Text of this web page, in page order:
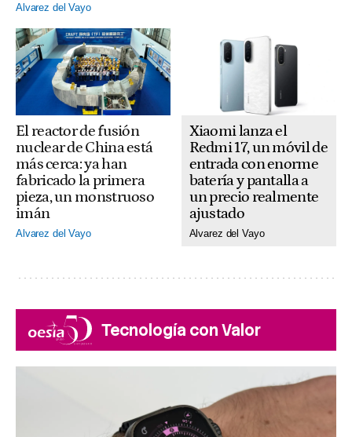
Alvarez del Vayo
El reactor de fusión
nuclear de China está
más cerca: ya han
fabricado la primera
pieza, un monstruoso
imán
Alvarez del Vayo
Xiaomi lanza el
Redmi 17, un móvil de
entrada con enorme
batería y pantalla a
un precio realmente
ajustado
Alvarez del Vayo
Tecnología con Valor